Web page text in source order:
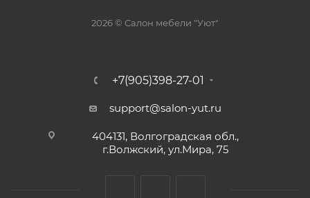
2026 © Салон мебели "Уют"
+7(905)398-27-01
support@salon-yut.ru
404131, Волгоградская обл.,
г.Волжский, ул.Мира, 75